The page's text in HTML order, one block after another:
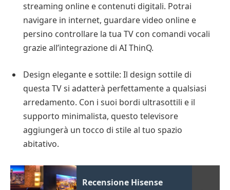
streaming online e contenuti digitali. Potrai
navigare in internet, guardare video online e
persino controllare la tua TV con comandi vocali
grazie all’integrazione di AI ThinQ.
Design elegante e sottile: Il design sottile di
questa TV si adatterà perfettamente a qualsiasi
arredamento. Con i suoi bordi ultrasottili e il
supporto minimalista, questo televisore
aggiungerà un tocco di stile al tuo spazio
abitativo.
Recensione Hisense